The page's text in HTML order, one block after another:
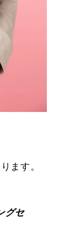
ます。
グセ